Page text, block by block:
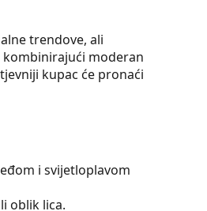
trendove, ali
kombinirajući moderan
kupac će pronaći
i svijetloplavom
oblik lica.